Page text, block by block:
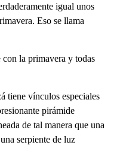
igual unos
Eso se llama
la primavera y todas
tiene vínculos especiales
pirámide
de tal manera que una
serpiente de luz